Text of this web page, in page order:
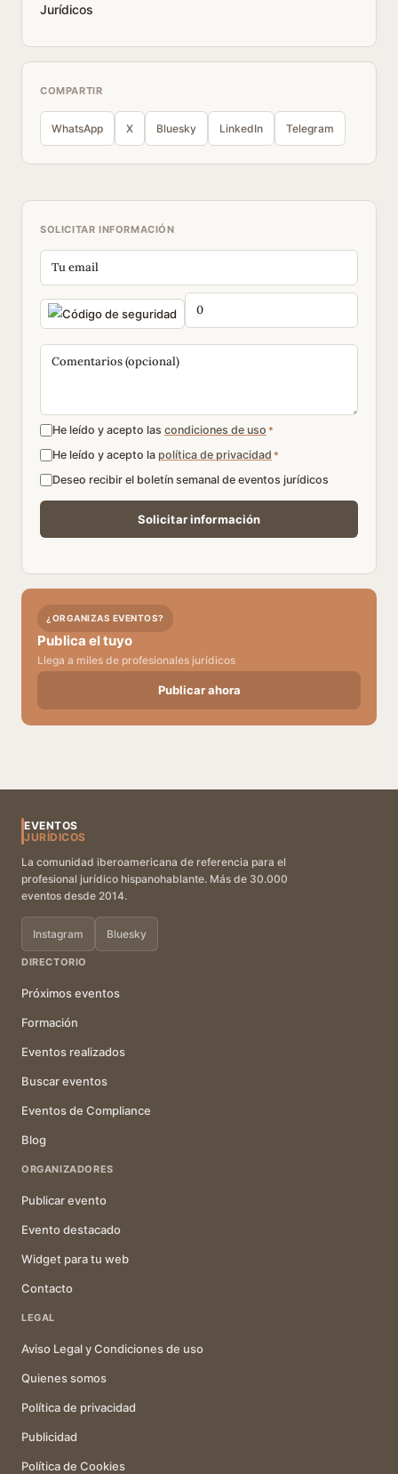
Jurídicos
COMPARTIR
WhatsApp X Bluesky LinkedIn Telegram
SOLICITAR INFORMACIÓN
He leído y acepto las condiciones de uso *
He leído y acepto la política de privacidad *
Deseo recibir el boletín semanal de eventos jurídicos
¿ORGANIZAS EVENTOS?
Publica el tuyo
Llega a miles de profesionales jurídicos
Publicar ahora
EVENTOS
JURÍDICOS
La comunidad iberoamericana de referencia para el
profesional jurídico hispanohablante. Más de 30.000
eventos desde 2014.
Instagram Bluesky
DIRECTORIO
Próximos eventos
Formación
Eventos realizados
Buscar eventos
Eventos de Compliance
Blog
ORGANIZADORES
Publicar evento
Evento destacado
Widget para tu web
Contacto
LEGAL
Aviso Legal y Condiciones de uso
Quienes somos
Política de privacidad
Publicidad
Política de Cookies